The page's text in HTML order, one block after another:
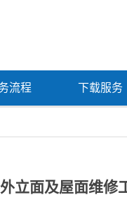
流程 下载服务
立面及屋面维修